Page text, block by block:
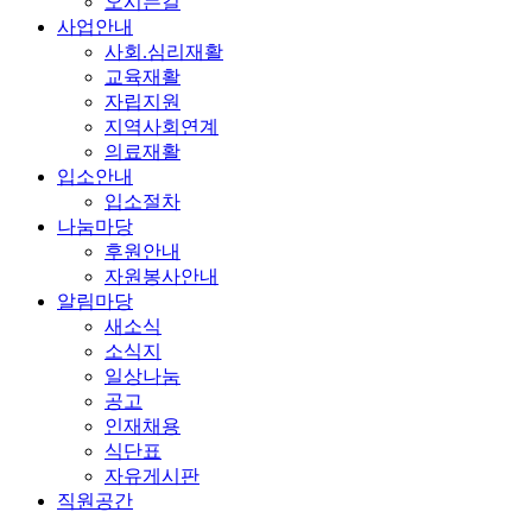
사업안내
사회.심리재활
교육재활
자립지원
지역사회연계
의료재활
입소안내
입소절차
나눔마당
후원안내
자원봉사안내
알림마당
새소식
소식지
일상나눔
공고
인재채용
식단표
자유게시판
직원공간